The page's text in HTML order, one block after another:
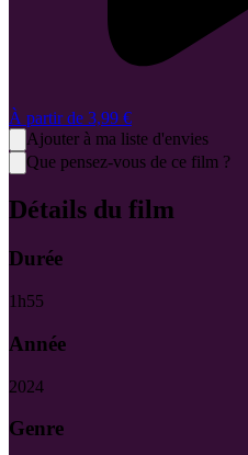
À partir de 3,99 €
Ajouter à ma liste d'envies
Que pensez-vous de ce film ?
Détails du film
Durée
1 h55
Année
2024
Genre